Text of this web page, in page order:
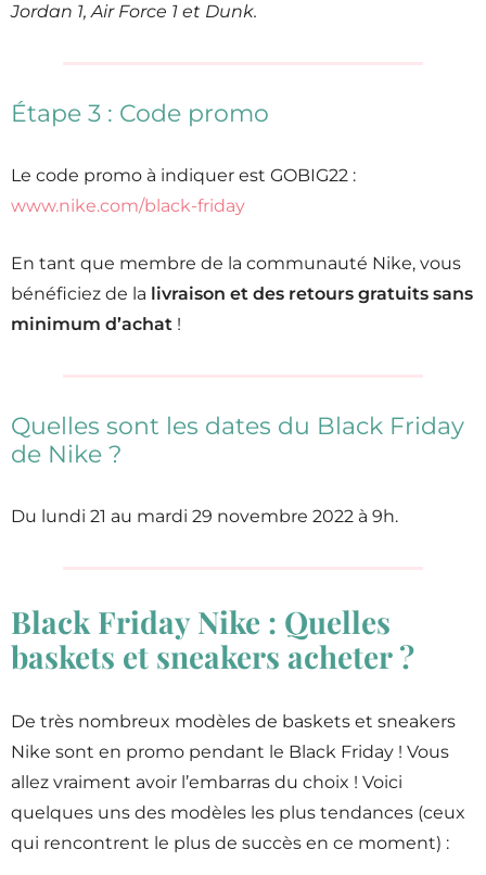
Jordan 1, Air Force 1 et Dunk.
Étape 3 : Code promo
Le code promo à indiquer est GOBIG22 :
www.nike.com/black-friday
En tant que membre de la communauté Nike, vous
bénéficiez de la livraison et des retours gratuits sans
minimum d’achat !
Quelles sont les dates du Black Friday
de Nike ?
Du lundi 21 au mardi 29 novembre 2022 à 9h.
Black Friday Nike : Quelles
baskets et sneakers acheter ?
De très nombreux modèles de baskets et sneakers
Nike sont en promo pendant le Black Friday ! Vous
allez vraiment avoir l’embarras du choix ! Voici
quelques uns des modèles les plus tendances (ceux
qui rencontrent le plus de succès en ce moment) :